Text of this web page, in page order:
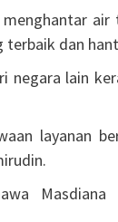
dan
negara lain
layanan